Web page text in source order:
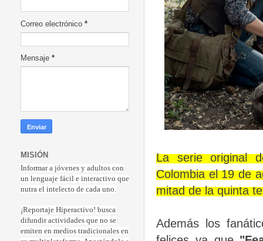
La serie
Colombia el 19 de
mitad de la quinta
Además los
Correo electrónico *
Mensaje *
MISIÓN
Informar a jóvenes y adultos con
un lenguaje fácil e interactivo que
nutra el intelecto de cada uno.
¡Reportaje Hiperactivo! busca
difundir actividades que no se
emiten en medios tradicionales en